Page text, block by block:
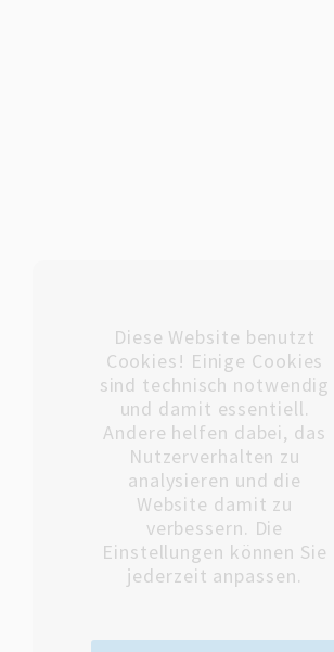
Diese Website benutzt
Cookies! Einige Cookies
sind technisch notwendig
und damit essentiell.
Andere helfen dabei, das
Nutzerverhalten zu
analysieren und die
Website damit zu
verbessern. Die
Einstellungen können Sie
jederzeit anpassen.